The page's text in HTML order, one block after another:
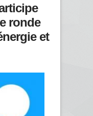
ronde
et